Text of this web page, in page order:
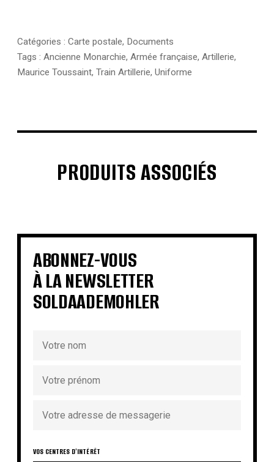
Catégories : Carte postale, Documents
Tags : Ancienne Monarchie, Armée française, Artillerie,
Maurice Toussaint, Train Artillerie, Uniforme
PRODUITS ASSOCIÉS
€ € €
€ € €
€ €
ABONNEZ-VOUS
À LA NEWSLETTER
SOLDAADEMOHLER
VOS CENTRES D'INTÉRÊT